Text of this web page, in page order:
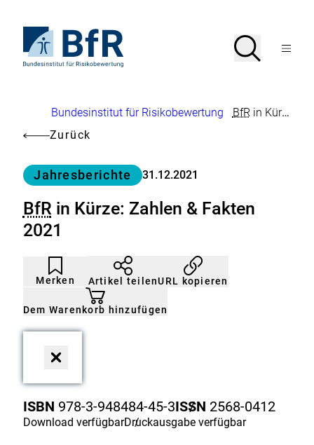
Seiteninhalt
springenStartseite
von
Suche
SucheMenü
Brotkrumennavigation
Bundesinstitut für Risikobewertung BfRin Kürze: Zahlen & Fakten 2021
Zurück
Kategorie
Jahresberichte 31.12.2021
BfR in Kürze: Zahlen & Fakten
2021
Merken
Artikel
nicht
gemerkt
Durch
Klicken
der
Merkliste
hinzufügen.
Artikel teilenURL kopieren
Dem Warenkorb hinzufügen
Dialog
ISBN 978-3-948484-45-3 /
ISSN 2568-0412
Download verfügbar /
Druckausgabe verfügbar